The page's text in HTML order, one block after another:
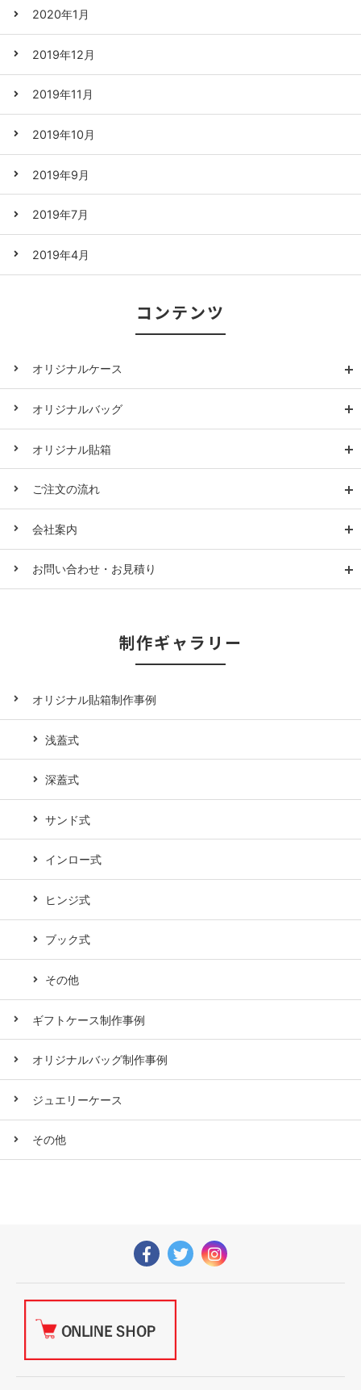
2020年1月
2019年12月
2019年11月
2019年10月
2019年9月
2019年7月
2019年4月
コンテンツ
オリジナルケース
オリジナルバッグ
オリジナル貼箱
ご注文の流れ
会社案内
お問い合わせ・お見積り
制作ギャラリー
オリジナル貼箱制作事例
浅蓋式
深蓋式
サンド式
インロー式
ヒンジ式
ブック式
その他
ギフトケース制作事例
オリジナルバッグ制作事例
ジュエリーケース
その他